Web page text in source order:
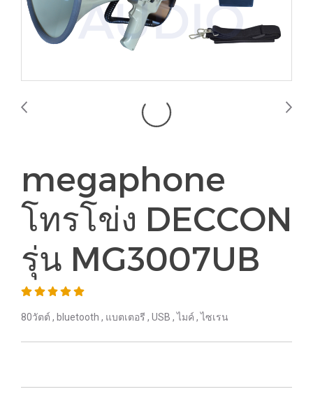
megaphone
โทรโข่ง DECCON
รุ่น MG3007UB
80วัตต์ , bluetooth , แบตเตอรี , USB , ไมค์ , ไซเรน